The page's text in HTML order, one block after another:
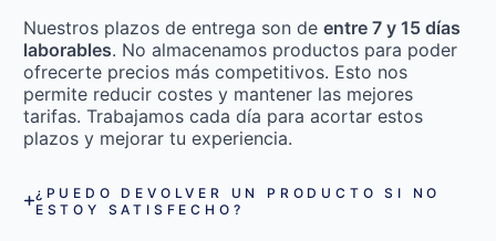
Nuestros plazos de entrega son de entre 7 y 15 días
laborables. No almacenamos productos para poder
ofrecerte precios más competitivos. Esto nos
permite reducir costes y mantener las mejores
tarifas. Trabajamos cada día para acortar estos
plazos y mejorar tu experiencia.
¿PUEDO DEVOLVER UN PRODUCTO SI NO
ESTOY SATISFECHO?